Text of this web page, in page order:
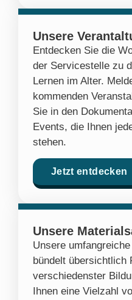
Unsere
Entdecken Sie die
der Servicestelle zu
Lernen im Alter.
kommenden
Sie in den
Events, die Ihnen
stehen.
Jetzt entdecken
Unsere
Unsere
bündelt übersichtlich
verschiedenster
Ihnen eine Vielzahl